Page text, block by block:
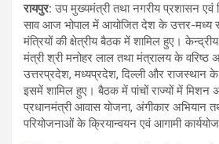
रायपुर:उप मुख्यमंत्री तथा नगरीय प्रशासन एवं
साव आज भोपाल में आयोजित देश के उत्तर-मध्य
मंत्रियों की क्षेत्रीय बैठक में शामिल हुए।
मंत्री श्री मनोहर लाल तथा मंत्रालय के वरिष्ठ
उत्तरप्रदेश, मध्यप्रदेश, दिल्ली और राजस्थान के
इसमें शामिल हुए। बैठक में पांचों राज्यों में मिशन
प्रधानमंत्री आवास योजना, अंगीकार अभियान
परियोजनाओं के क्रियान्वयन एवं आगामी